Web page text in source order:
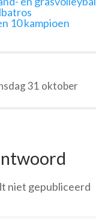
10 kampioen
31 oktober
niet gepubliceerd